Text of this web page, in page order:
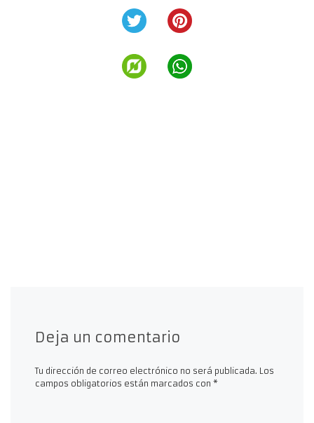
Deja un comentario
Tu dirección de correo electrónico no será publicada. Los
campos obligatorios están marcados con *